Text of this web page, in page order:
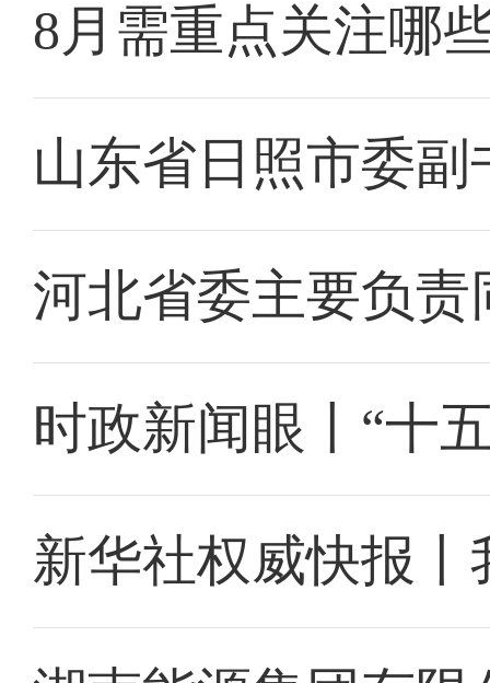
8月需重点关注哪
山东省日照市委
河北省委主要负
时政新闻眼丨“十
新华社权威快报